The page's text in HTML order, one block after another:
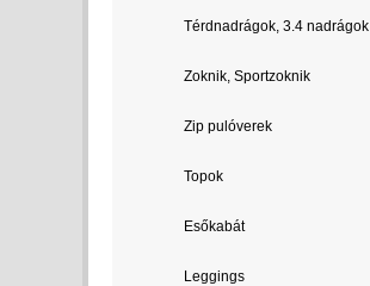
Térdnadrágok, 3.4 nadrágok
Zoknik, Sportzoknik
Zip pulóverek
Topok
Esőkabát
Leggings